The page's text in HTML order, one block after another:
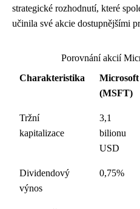
strategické rozhodnutí, které
učinila své akcie dostupnějšími
Porovnání akcií
Charakteristika
Microsoft
(MSFT)
Tržní
kapitalizace
3,1
bilionu
USD
Dividendový
výnos
0,75%